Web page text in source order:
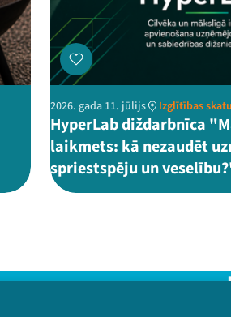
2026. gada 11. jūlijs Izglītības
HyperLab diždarbnīca
laikmets: kā nezaudēt
spriestspēju un